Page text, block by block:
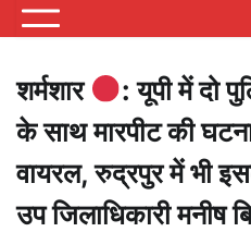
शर्मशार
: यूपी में दो
के साथ मारपीट की
वायरल, रुद्रपुर में भी
उप जिलाधिकारी मनीष